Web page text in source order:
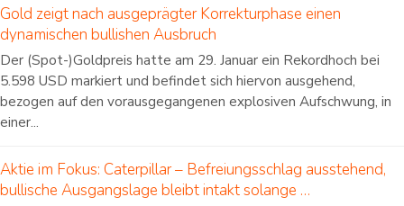
Gold zeigt nach ausgeprägter Korrekturphase einen
dynamischen bullishen Ausbruch
Der (Spot-)Goldpreis hatte am 29. Januar ein Rekordhoch bei
5.598 USD markiert und befindet sich hiervon ausgehend,
bezogen auf den vorausgegangenen explosiven Aufschwung, in
einer...
Aktie im Fokus: Caterpillar – Befreiungsschlag ausstehend,
bullische Ausgangslage bleibt intakt solange …